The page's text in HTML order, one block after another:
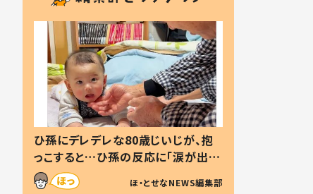
ひ孫にデレデレな80歳じいじが、抱
っこすると…ひ孫の反応に「涙が出ま
した」「可愛くて仕方ない」
ほ・とせなNEWS編集部